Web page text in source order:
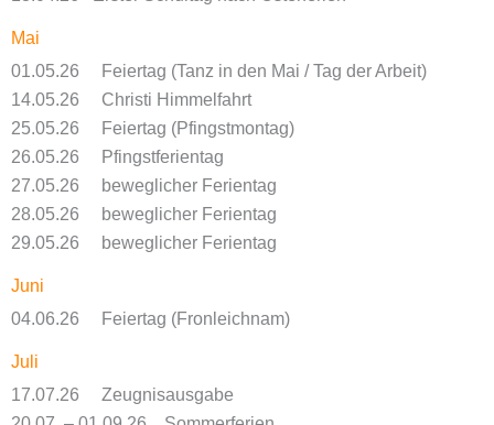
Mai
01.05.26 Feiertag (Tanz in den Mai / Tag der Arbeit)
14.05.26 Christi Himmelfahrt
25.05.26 Feiertag (Pfingstmontag)
26.05.26 Pfingstferientag
27.05.26 beweglicher Ferientag
28.05.26 beweglicher Ferientag
29.05.26 beweglicher Ferientag
Juni
04.06.26 Feiertag (Fronleichnam)
Juli
17.07.26 Zeugnisausgabe